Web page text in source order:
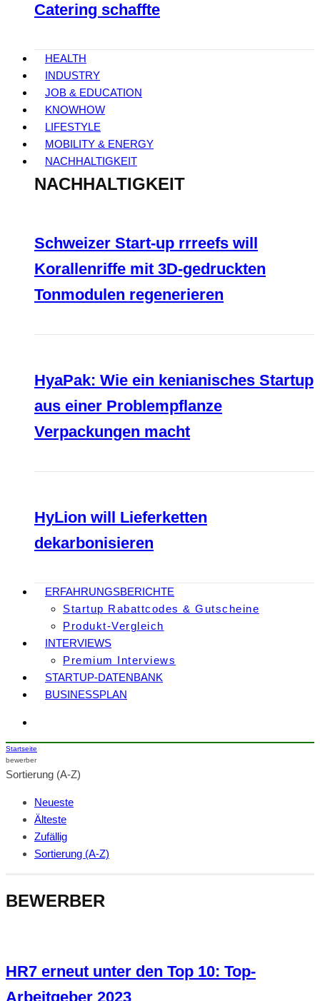
Catering schaffte
HEALTH
INDUSTRY
JOB & EDUCATION
KNOWHOW
LIFESTYLE
MOBILITY & ENERGY
NACHHALTIGKEIT
NACHHALTIGKEIT
Schweizer Start-up rrreefs will
Korallenriffe mit 3D-gedruckten
Tonmodulen regenerieren
HyaPak: Wie ein kenianisches Startup
aus einer Problempflanze
Verpackungen macht
HyLion will Lieferketten
dekarbonisieren
ERFAHRUNGSBERICHTE
Startup Rabattcodes & Gutscheine
Produkt-Vergleich
INTERVIEWS
Premium Interviews
STARTUP-DATENBANK
BUSINESSPLAN
Startseite
bewerber
Sortierung (A-Z)
Neueste
Älteste
Zufällig
Sortierung (A-Z)
BEWERBER
HR7 erneut unter den Top 10: Top-
Arbeitgeber 2023